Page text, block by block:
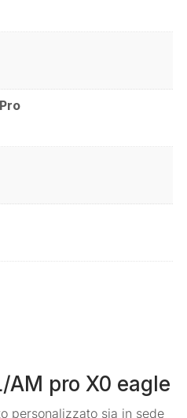
AM pro X0 eagle
personalizzato sia in sede